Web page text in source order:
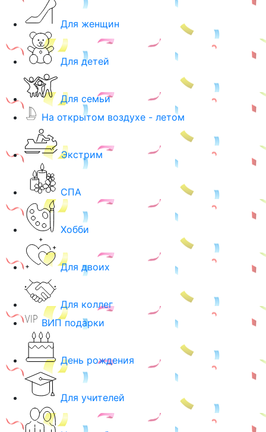
Для женщин
Для детей
Для семьи
На открытом воздухе - летом
Экстрим
СПА
Хобби
Для двоих
Для коллег
ВИП подарки
День рождения
Для учителей